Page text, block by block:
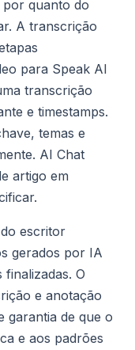
por quanto do
A transcrição
para Speak AI
transcrição
e timestamps.
temas e
AI Chat
artigo em
escritor
gerados por IA
O
e anotação
garantia de que o
e aos padrões